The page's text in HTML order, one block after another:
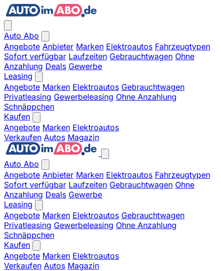
Auto Abo
Angebote Anbieter Marken Elektroautos Fahrzeugtypen
Sofort verfügbar Laufzeiten Gebrauchtwagen Ohne
Anzahlung Deals Gewerbe
Leasing
Angebote Marken Elektroautos Gebrauchtwagen
Privatleasing Gewerbeleasing Ohne Anzahlung
Schnäppchen
Kaufen
Angebote Marken Elektroautos
Verkaufen Autos Magazin
Auto Abo
Angebote Anbieter Marken Elektroautos Fahrzeugtypen
Sofort verfügbar Laufzeiten Gebrauchtwagen Ohne
Anzahlung Deals Gewerbe
Leasing
Angebote Marken Elektroautos Gebrauchtwagen
Privatleasing Gewerbeleasing Ohne Anzahlung
Schnäppchen
Kaufen
Angebote Marken Elektroautos
Verkaufen Autos Magazin